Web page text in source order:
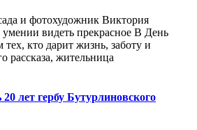
и фотохудожник Виктория
умении видеть прекрасное В День
кто дарит жизнь, заботу и
рассказа, жительница
лет гербу Бутурлиновского